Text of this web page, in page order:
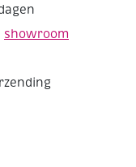
blauw
showroom